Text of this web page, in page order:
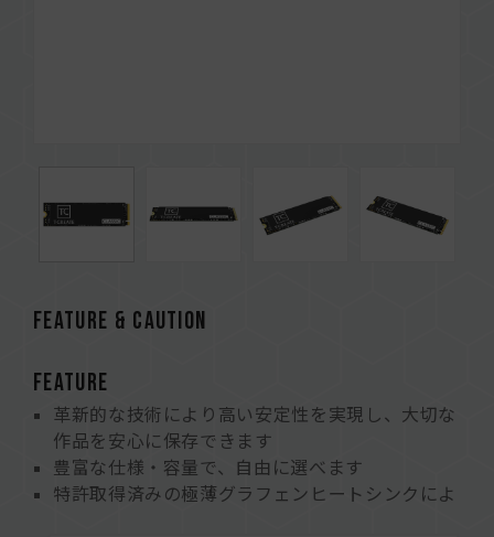
FEATURE & CAUTION
FEATURE
革新的な技術により高い安定性を実現し、大切な
作品を安心に保存できます
豊富な仕様・容量で、自由に選べます
特許取得済みの極薄グラフェンヒートシンクによ